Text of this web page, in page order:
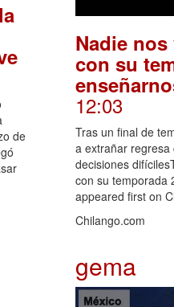
de
Nadie nos
con su
12:03
Tras un final de
a extrañar
decisiones
con su temporada
appeared first on
Chilango.com
gema